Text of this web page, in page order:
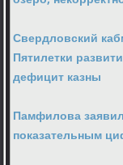
Свердловский
Пятилетки
дефицит казны
Памфилова
показательным